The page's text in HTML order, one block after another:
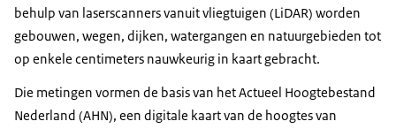
behulp van laserscanners vanuit vliegtuigen (LiDAR) worden
gebouwen, wegen, dijken, watergangen en natuurgebieden tot
op enkele centimeters nauwkeurig in kaart gebracht.
Die metingen vormen de basis van het Actueel Hoogtebestand
Nederland (AHN), een digitale kaart van de hoogtes van